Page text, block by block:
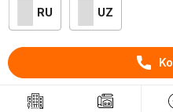
RU UZ
Kontaktlar
loyiha haqida